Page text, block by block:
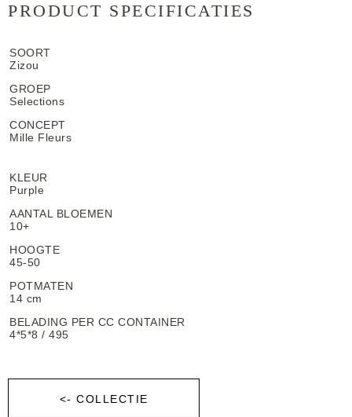
PRODUCT SPECIFICATIES
SOORT
Zizou
GROEP
Selections
CONCEPT
Mille Fleurs
KLEUR
Purple
AANTAL BLOEMEN
10+
HOOGTE
45-50
POTMATEN
14 cm
BELADING PER CC CONTAINER
4*5*8 / 495
<- COLLECTIE